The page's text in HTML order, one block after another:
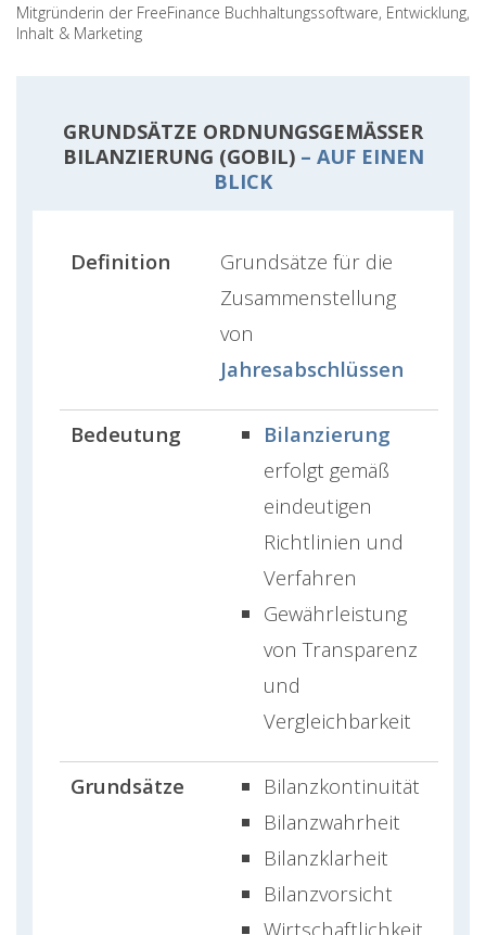
Mitgründerin der FreeFinance Buchhaltungssoftware, Entwicklung,
Inhalt & Marketing
GRUNDSÄTZE ORDNUNGSGEMÄSSER B
ILANZIERUNG (GOBIL) – AUF EINEN
BLICK
Definition
Grundsätze für die
Zusammenstellung
von
Jahresabschlüssen
Bedeutung
Bilanzierung
erfolgt gemäß
eindeutigen
Richtlinien und
Verfahren
Gewährleistung
von Transparenz
und
Vergleichbarkeit
Grundsätze
Bilanzkontinuität
Bilanzwahrheit
Bilanzklarheit
Bilanzvorsicht
Wirtschaftlichkeit